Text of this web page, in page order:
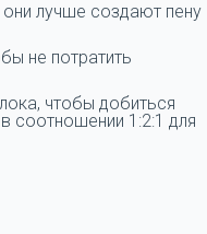
они лучше создают пену
не потратить
чтобы добиться
соотношении 1:2:1 для